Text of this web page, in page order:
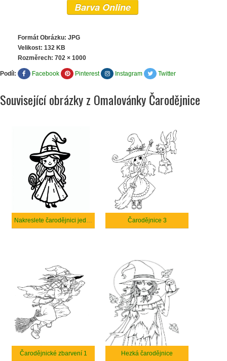
Barva Online
Formát Obrázku: JPG
Velikost: 132 KB
Rozměrech: 702 × 1000
Podíl: Facebook Pinterest Instagram Twitter
Související obrázky z Omalovánky Čarodějnice
Nakreslete čarodějnici jednoduše Čarodějnice 3
Čarodějnické zbarvení 1 Hezká čarodějnice